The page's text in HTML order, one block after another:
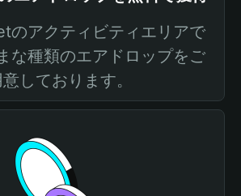
のアクティビティエリアで
な種類のエアドロップをご
意しております。